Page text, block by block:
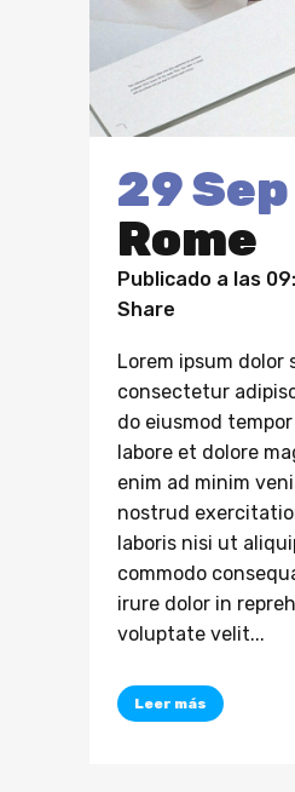
29 Sep
Rome
Publicado a las
Share
Lorem ipsum dolor
consectetur
do eiusmod
labore et dolore
enim ad minim
nostrud
laboris nisi ut
commodo
irure dolor in
voluptate velit...
Leer más